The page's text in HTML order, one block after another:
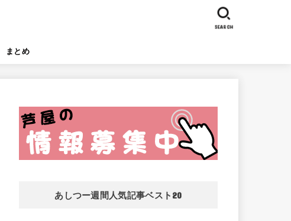
まとめ
SEARCH
あしつー週間人気記事ベスト20